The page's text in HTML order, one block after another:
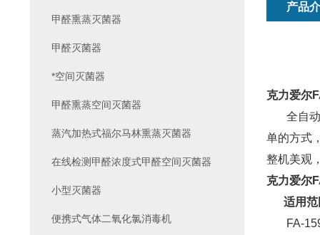
产品
克力爱尔
全自动
单的方式
整机美观
克力爱尔
适用范
FA-
甲醛熏蒸灭菌器
甲醛灭菌器
*空间灭菌器
甲醛熏蒸空间灭菌器
蒸汽加热式福尔马林熏蒸灭菌器
在线检测甲醛浓度式甲醛空间灭菌器
小型灭菌器
便携式气体二氧化氯消毒机